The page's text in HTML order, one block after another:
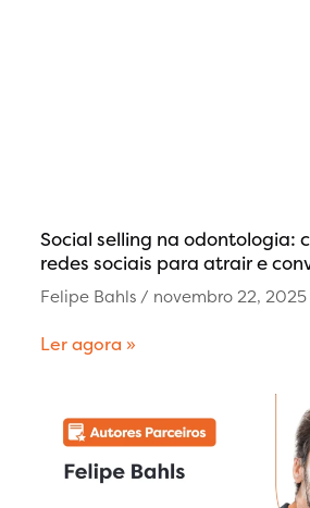
Social selling na odontologia:
redes sociais para atrair e
Felipe Bahls novembro 22, 2025
Ler agora »